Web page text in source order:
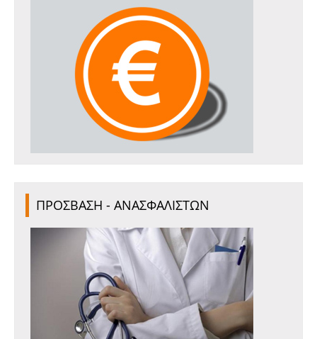
ΠΡΟΣΒΑΣΗ - ΑΝΑΣΦΑΛΙΣΤΩΝ